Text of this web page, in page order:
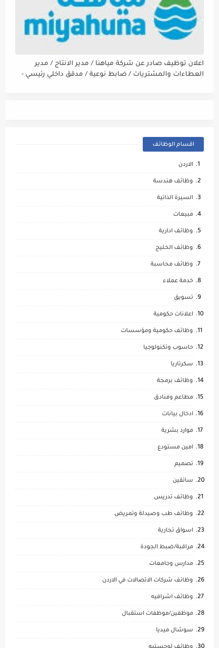
اعلان توظيف صادر عن شركة مياهنا / مدير الانتاج / مدير
العطاءات والمشتريات / ضابط نوعية / مدقق داخلي رئيسي -
اقسام الوظائف
الاردن
وظائف هندسة
السيرة الذاتية
مبيعات
وظائف ادارية
وظائف الخليج
وظائف محاسبة
خدمة عملاء
تسويق
اعلانات حكومية
وظائف حكومية ومؤسسات
حاسوب وتكنولوجيا
سكرتاريا
وظائف برمجة
مطاعم وفنادق
ادخال بيانات
موارد بشرية
امين مستودع
تصميم
سائقين
وظائف تدريس
وظائف طب وصيدلة وتمريض
اسواق تجارية
مراقبة/ضبط الجودة
مدارس وجامعات
وظائف شركات الاتصالات في الاردن
وظائف اشرافيه
موظفين/موظفات استقبال
سوشال ميديا